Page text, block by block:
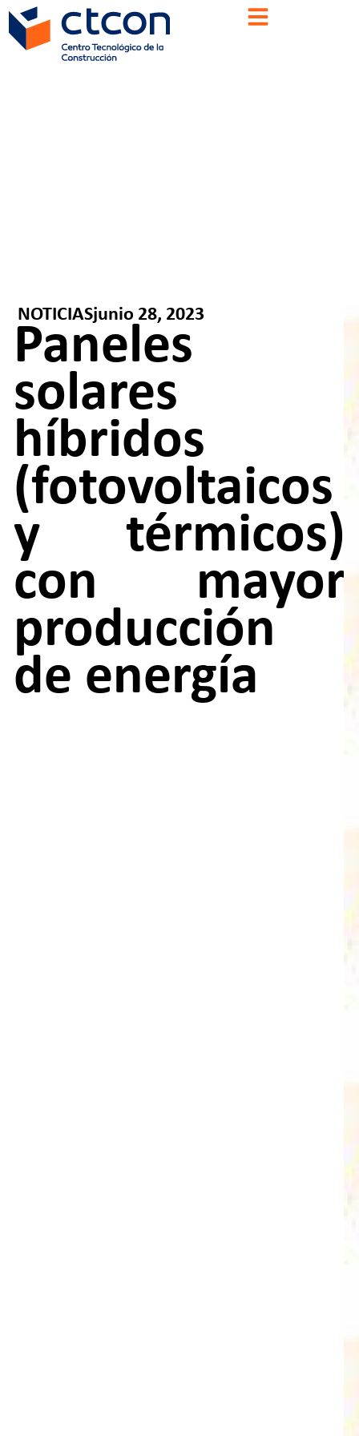
NOTICIASjunio 28, 2023
Paneles
solares
híbridos
(fotovoltaicos
y térmicos)
con mayor
producción
de energía